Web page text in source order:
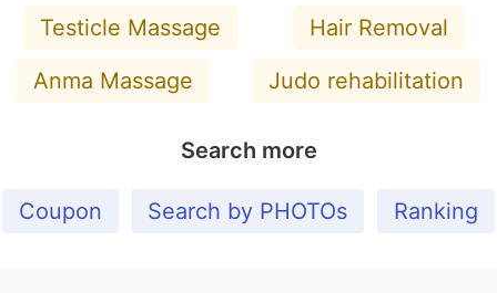
Testicle Massage
Hair Removal
Anma Massage
Judo rehabilitation
Search more
Coupon Search by PHOTOs Ranking